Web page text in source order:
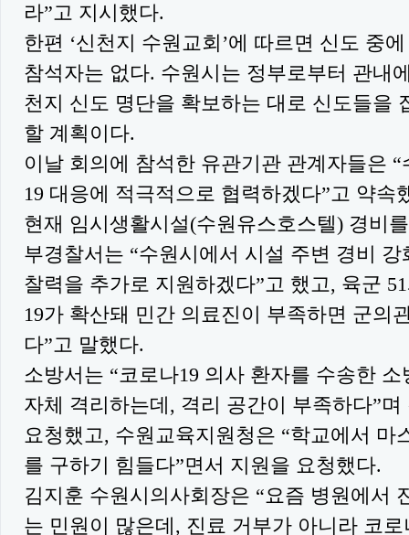
라”고 지시했다.
한편 ‘신천지 수원교회’에 따르면 신도 중
참석자는 없다. 수원시는 정부로부터 관내
천지 신도 명단을 확보하는 대로 신도들을
할 계획이다.
이날 회의에 참석한 유관기관 관계자들은
19 대응에 적극적으로 협력하겠다”고 약속
현재 임시생활시설(수원유스호스텔) 경비
부경찰서는 “수원시에서 시설 주변 경비
찰력을 추가로 지원하겠다”고 했고, 육군
19가 확산돼 민간 의료진이 부족하면 군의
다”고 말했다.
소방서는 “코로나19 의사 환자를 수송한
자체 격리하는데, 격리 공간이 부족하다”
요청했고, 수원교육지원청은 “학교에서 마
를 구하기 힘들다”면서 지원을 요청했다.
김지훈 수원시의사회장은 “요즘 병원에서
는 민원이 많은데, 진료 거부가 아니라 코